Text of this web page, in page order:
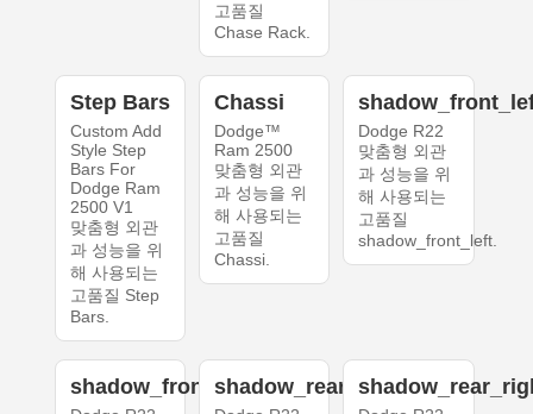
고품질
Chase Rack.
Step Bars
Custom Add
Style Step
Bars For
Dodge Ram
2500 V1
맞춤형 외관
과 성능을 위
해 사용되는
고품질 Step
Bars.
Chassi
Dodge™
Ram 2500
맞춤형 외관
과 성능을 위
해 사용되는
고품질
Chassi.
Dodge R22
맞춤형 외관
과 성능을 위
해 사용되는
고품질
shadow_front_left.
shadow_front_rightshadow_rear_left